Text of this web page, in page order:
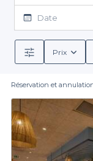
sous les étoiles,
avons mis en
espace n'ont
idéales pour
collègues.
Réservez
restaurant de
Date
Prix
Réservation et